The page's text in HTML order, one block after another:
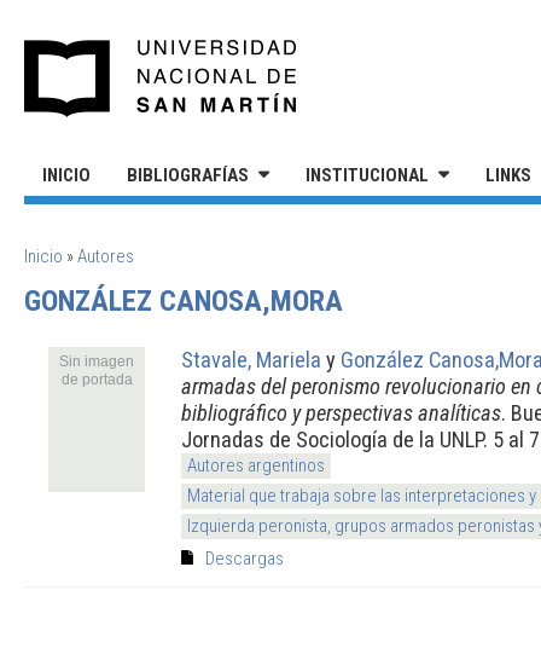
INICIO BIBLIOGRAFÍAS INSTITUCIONAL LINKS
SE ENCUENTRA USTED AQUÍ
Inicio »Autores
GONZÁLEZ CANOSA,MORA
Sin imagen
de portada
Stavale, Mariela y González
armadas del peronismo revolucionario
bibliográfico y perspectivas analíticas.
Jornadas de Sociología de la UNLP. 5 al
Autores argentinos
Material que trabaja sobre las interpretaciones
Izquierda peronista, grupos armados
Descargas